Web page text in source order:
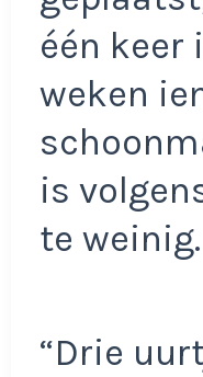
één keer
weken
is
te weinig.
“Drie